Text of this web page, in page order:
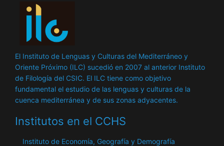
El Instituto de Lenguas y Culturas del Mediterráneo y
Oriente Próximo (ILC) sucedió en 2007 al anterior Instituto
de Filología del CSIC. El ILC tiene como objetivo
fundamental el estudio de las lenguas y culturas de la
cuenca mediterránea y de sus zonas adyacentes.
Institutos en el CCHS
Instituto de Economía, Geografía y Demografía